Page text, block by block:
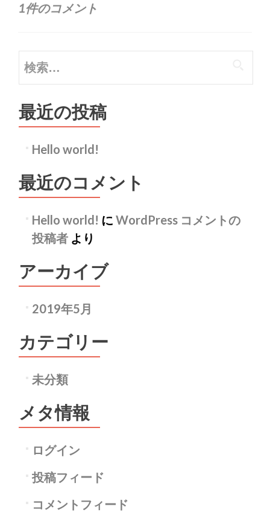
1件のコメント
検
索:
最近の投稿
Hello world!
最近のコメント
Hello world! に WordPress コメントの
投稿者より
アーカイブ
2019年5月
カテゴリー
未分類
メタ情報
ログイン
投稿フィード
コメントフィード